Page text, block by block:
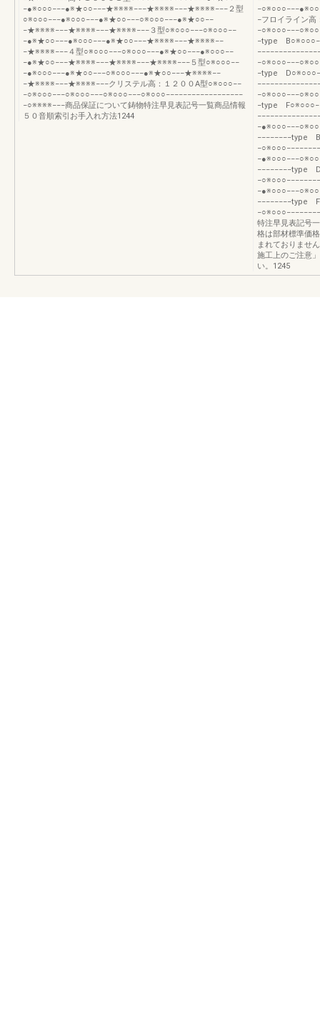
−●※○○○−−−●※★○○−−−★※※※※−−−★※※※※−−−★※※※※−−−２型
○※○○○−−−●※○○○−−−●※★○○−−−○※○○○−−−●※★○○−−
−★※※※※−−−★※※※※−−−★※※※※−−−３型○※○○○−−−○※○○○−−
−●※★○○−−−●※○○○−−−●※★○○−−−★※※※※−−−★※※※※−−
−★※※※※−−−４型○※○○○−−−○※○○○−−−●※★○○−−−●※○○○−−
−●※★○○−−−★※※※※−−−★※※※※−−−★※※※※−−−５型○※○○○−−
−●※○○○−−−●※★○○−−−○※○○○−−−●※★○○−−−★※※※※−−
−★※※※※−−−★※※※※−−−クリステル高：１２００A型○※○○○−−
−○※○○○−−−○※○○○−−−○※○○○−−−○※○○○−−−−−−−−−−−−−−−−−−
−○※※※※−−−商品保証について鋳物特注早見表記号一覧商品情報
５０音順索引お手入れ方法1244
−フロイライン
−type
−type
−type
−−−−−−−−type
−−−−−−−−type
−−−−−−−−type
特注早見表記号
格は部材標準価
まれておりませ
施工上のご注意
い。1245